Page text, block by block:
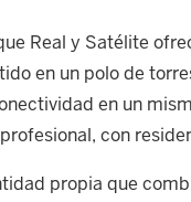
Real y Satélite
en un polo de
en un
con
propia que